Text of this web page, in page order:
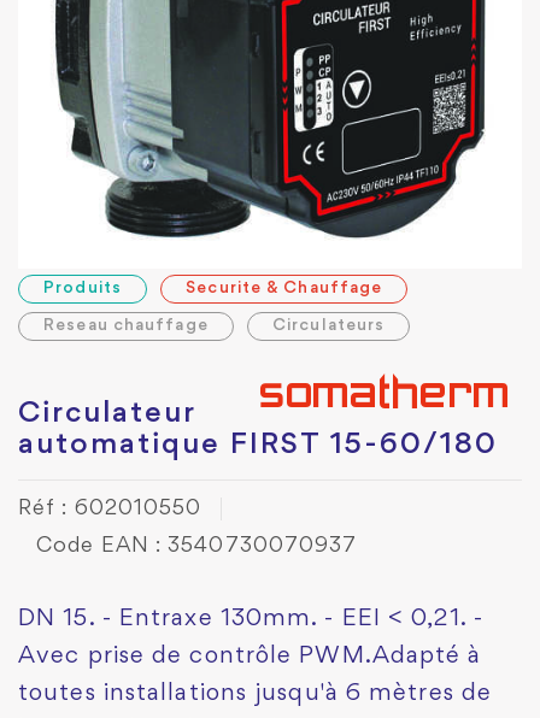
Produits Securite & Chauffage
Reseau chauffage Circulateurs
Circulateur
automatique FIRST 15-60/180
Réf : 602010550
Code EAN : 3540730070937
DN 15. - Entraxe 130mm. - EEI < 0,21. -
Avec prise de contrôle PWM.Adapté à
toutes installations jusqu'à 6 mètres de